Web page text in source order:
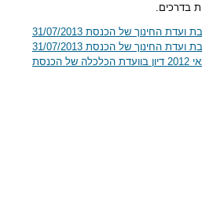
בדרכים.
החינוך של הכנסת 31/07/2013
החינוך של הכנסת 31/07/2013